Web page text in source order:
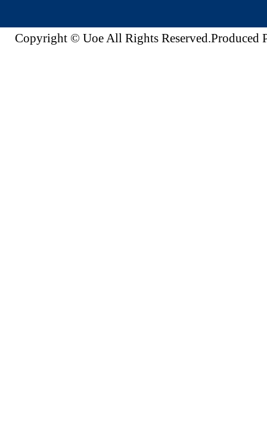
Copyright © Uoe All Rights Reserved.Produced